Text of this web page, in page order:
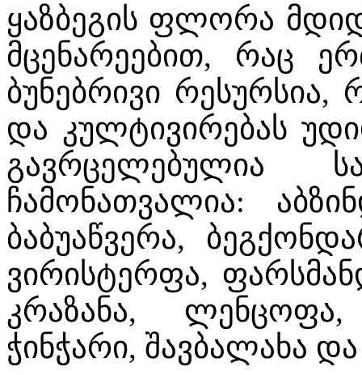
ყაზბეგის ფლორა
მცენარეებით, რაც
ბუნებრივი
და კულტივირებას
გავრცელებულია
ჩამონათვალია:
ბაბუაწვერა,
ვირისტერფა,
კრაზანა,
ჭინჭარი, შავბალახა და